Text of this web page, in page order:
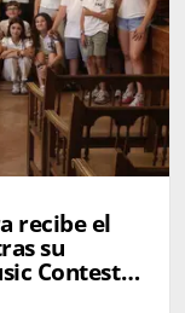
recibe el
su
Contest